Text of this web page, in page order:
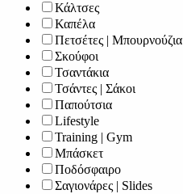
Κάλτσες
Καπέλα
Πετσέτες | Μπουρνούζια
Σκούφοι
Τσαντάκια
Τσάντες | Σάκοι
Παπούτσια
Lifestyle
Training | Gym
Μπάσκετ
Ποδόσφαιρο
Σαγιονάρες | Slides